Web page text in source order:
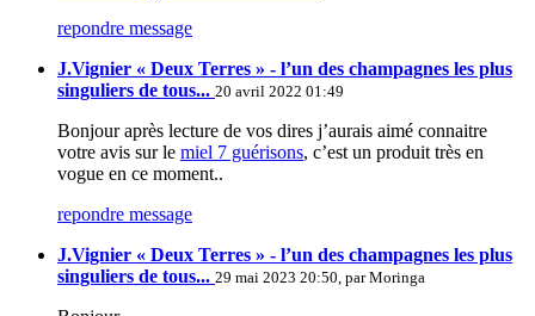
repondre message
J.Vignier « Deux Terres » - l’un des champagnes les plus
singuliers de tous... 20 avril 2022 01:49
Bonjour après lecture de vos dires j’aurais aimé connaitre
votre avis sur le miel 7 guérisons, c’est un produit très en
vogue en ce moment..
repondre message
J.Vignier « Deux Terres » - l’un des champagnes les plus
singuliers de tous... 29 mai 2023 20:50, parMoringa